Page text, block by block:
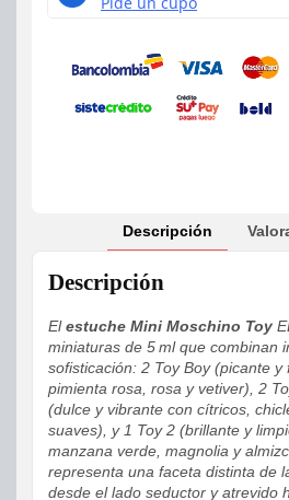
Descripción
Descripción
Elestuche Mini Moschino Toy
miniaturas de 5 ml que combinan
sofisticación: 2 Toy Boy (picante
pimienta rosa, rosa y vetiver), 2
(dulce y vibrante con cítricos,
suaves), y 1 Toy 2 (brillante y
manzana verde, magnolia y
representa una faceta distinta de
desde el lado seductor y atrevido